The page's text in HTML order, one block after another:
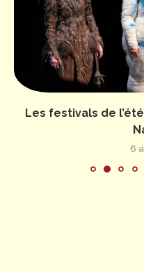
Les festivals de
6